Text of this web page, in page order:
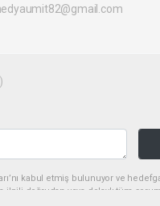
kabul etmiş bulunuyor ve
ilgili doğrudan veya dolaylı tüm